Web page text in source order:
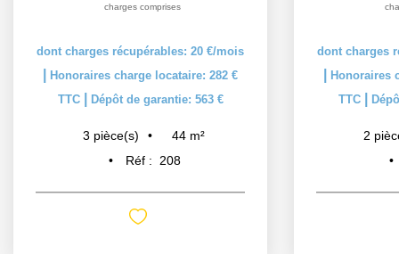
charges comprises
dont charges récupérables: 20 €/mois
Honoraires charge locataire: 282 €
TTC
Dépôt de garantie: 563 €
3 pièce(s) 44 m²
Réf :
208
dont charges
Honoraires
TTC
2